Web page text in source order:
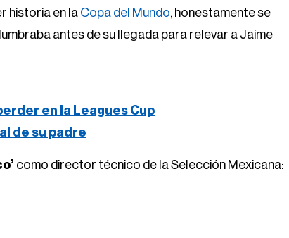
historia en la Copa del Mundo, honestamente se
antes de su llegada para relevar a Jaime
en la Leagues Cup
de su padre
como director técnico de la Selección Mexicana: